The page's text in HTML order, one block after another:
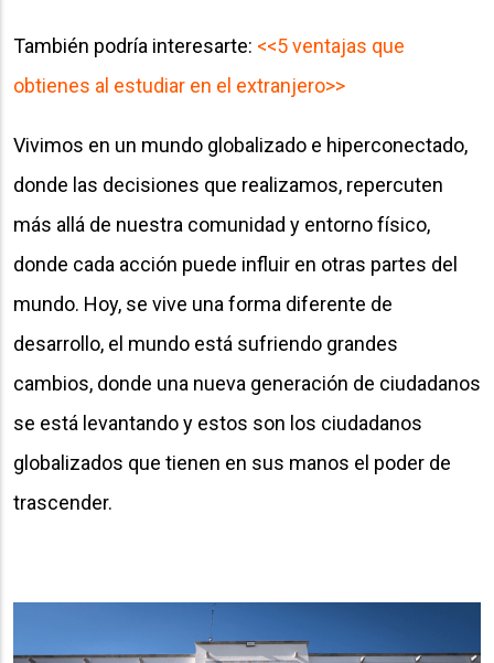
También podría interesarte: <<5 ventajas que
obtienes al estudiar en el extranjero>>
Vivimos en un mundo globalizado e hiperconectado,
donde las decisiones que realizamos, repercuten
más allá de nuestra comunidad y entorno físico,
donde cada acción puede influir en otras partes del
mundo. Hoy, se vive una forma diferente de
desarrollo, el mundo está sufriendo grandes
cambios, donde una nueva generación de ciudadanos
se está levantando y estos son los ciudadanos
globalizados que tienen en sus manos el poder de
trascender.